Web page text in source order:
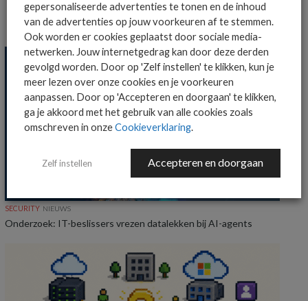
MEER SECURITY NIEUWS
SECURITY NIEUWS
Onderzoek: IT-beslissers vrezen datalekken bij AI-agents
gepersonaliseerde advertenties te tonen en de inhoud
van de advertenties op jouw voorkeuren af te stemmen.
Ook worden er cookies geplaatst door sociale media-
netwerken. Jouw internetgedrag kan door deze derden
gevolgd worden. Door op 'Zelf instellen' te klikken, kun je
meer lezen over onze cookies en je voorkeuren
aanpassen. Door op 'Accepteren en doorgaan' te klikken,
ga je akkoord met het gebruik van alle cookies zoals
omschreven in onzeCookieverklaring.
Zelf instellen Accepteren en doorgaan